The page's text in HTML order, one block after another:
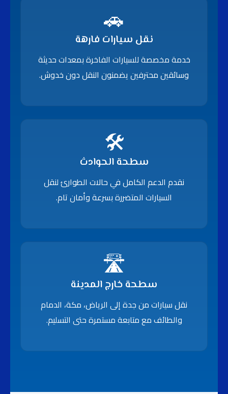
🚗
نقل سيارات فارهة
خدمة مخصصة للسيارات الفاخرة بمعدات حديثة
وسائقين محترفين يضمنون النقل دون خدوش.
🛠️
سطحة الحوادث
نقدم الدعم الكامل في حالات الطوارئ لنقل
السيارات المتضررة بسرعة وأمان تام.
🛣️
سطحة خارج المدينة
نقل سيارات من جدة إلى الرياض، مكة، الدمام
والطائف مع متابعة مستمرة حتى التسليم.